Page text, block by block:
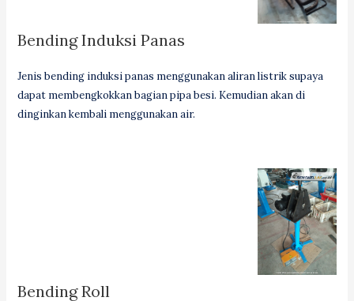
Bending Induksi Panas
Jenis bending induksi panas menggunakan aliran listrik supaya
dapat membengkokkan bagian pipa besi. Kemudian akan di
dinginkan kembali menggunakan air.
Bending Roll